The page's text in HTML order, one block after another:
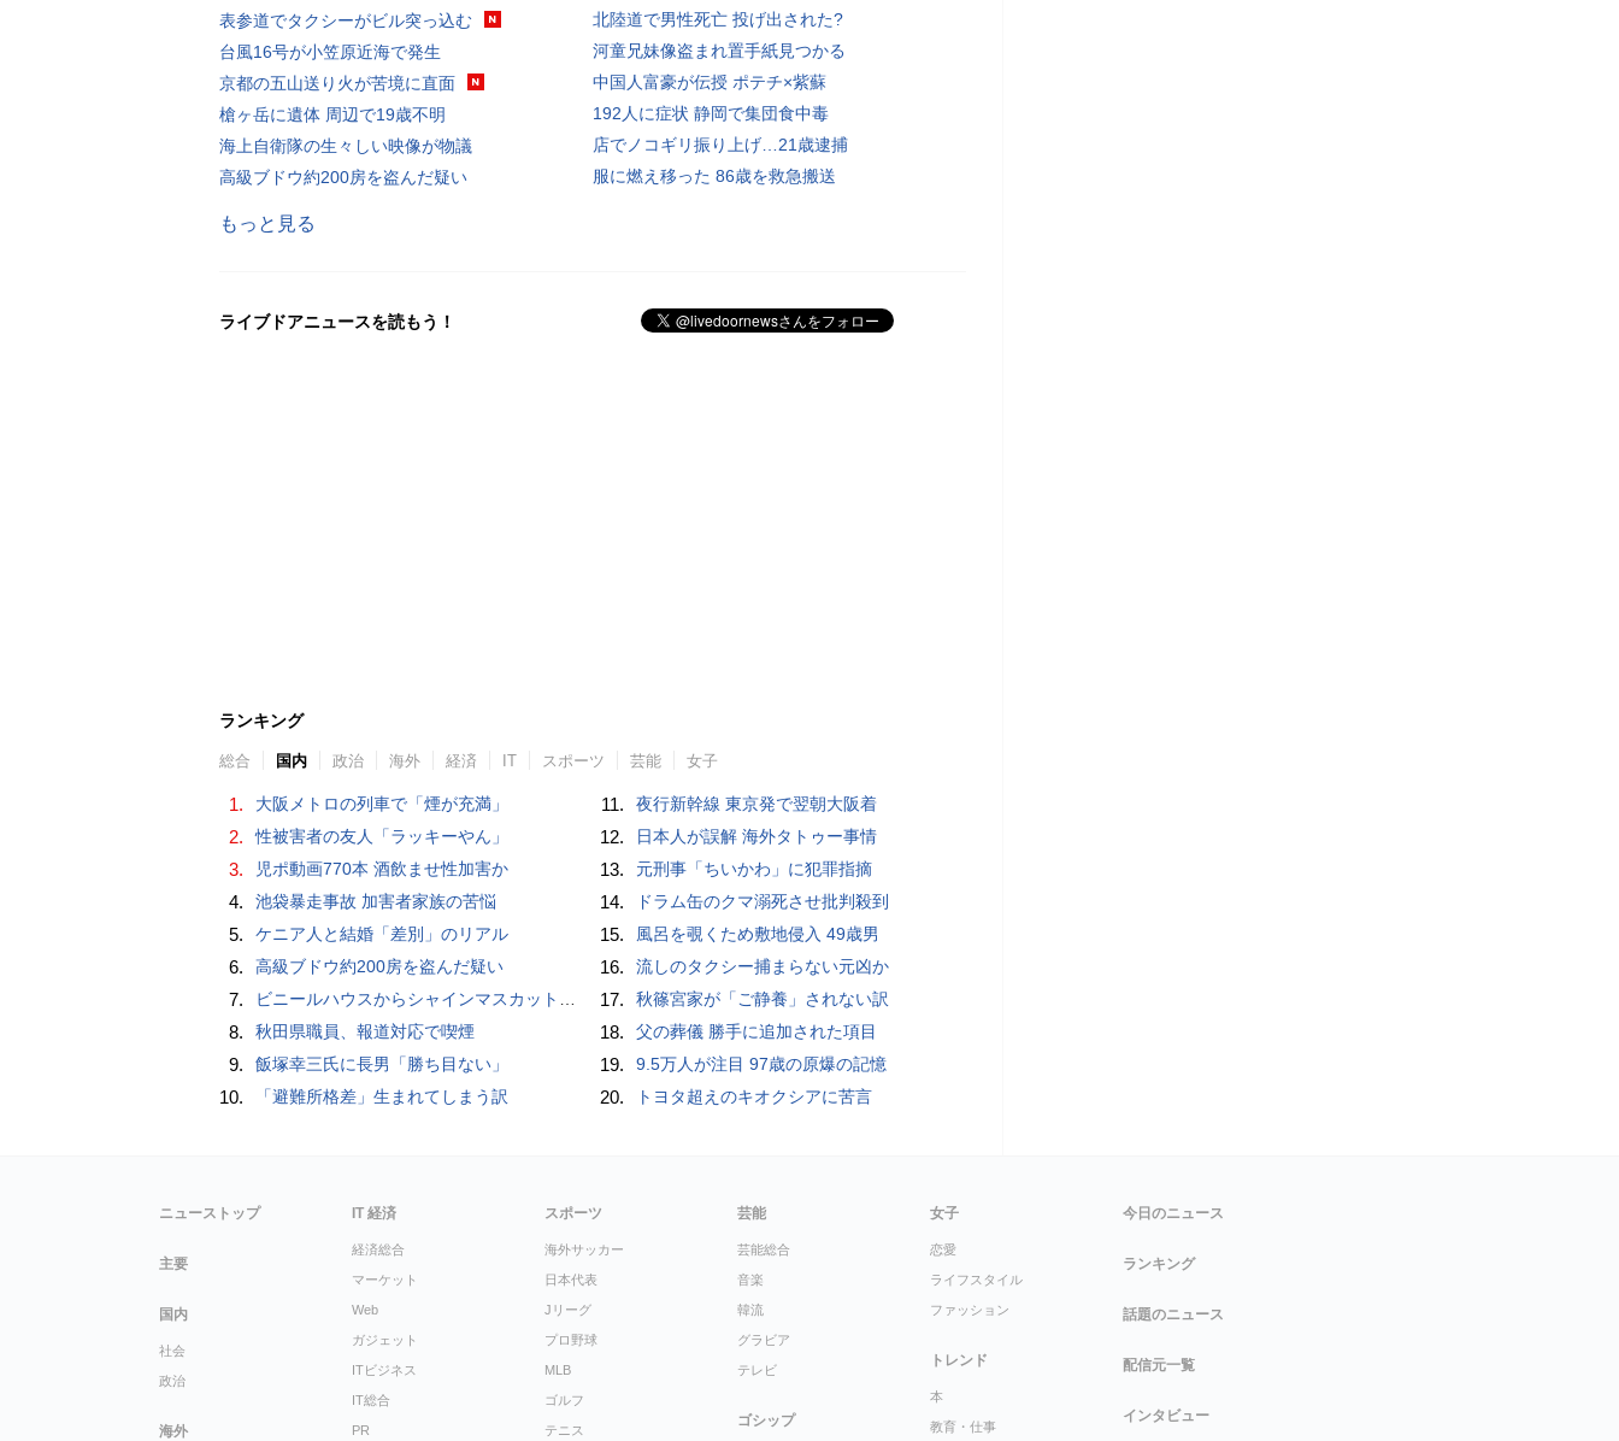
表参道でタクシーがビル突っ込む
台風16号が小笠原近海で発生
京都の五山送り火が苦境に直面
槍ヶ岳に遺体 周辺で19歳不明
海上自衛隊の生々しい映像が物議
高級ブドウ約200房を盗んだ疑い
北陸道で男性死亡 投げ出された?
河童兄妹像盗まれ置手紙見つかる
中国人富豪が伝授 ポテチ×紫蘇
192人に症状 静岡で集団食中毒
店でノコギリ振り上げ…21歳逮捕
服に燃え移った 86歳を救急搬送
もっと見る
ライブドアニュースを読もう！
ランキング
総合 国内 政治 海外 経済 IT スポーツ 芸能 女子
1. 大阪メトロの列車で「煙が充満」
2. 性被害者の友人「ラッキーやん」
3. 児ポ動画770本 酒飲ませ性加害か
4. 池袋暴走事故 加害者家族の苦悩
5. ケニア人と結婚「差別」のリアル
6. 高級ブドウ約200房を盗んだ疑い
7. ビニールハウスからシャインマスカット約200房を盗んだ疑い ネットで販売か 無職の男（42）逮捕 岡山県警
8. 秋田県職員、報道対応で喫煙
9. 飯塚幸三氏に長男「勝ち目ない」
10. 「避難所格差」生まれてしまう訳
11. 夜行新幹線 東京発で翌朝大阪着
12. 日本人が誤解 海外タトゥー事情
13. 元刑事「ちいかわ」に犯罪指摘
14. ドラム缶のクマ溺死させ批判殺到
15. 風呂を覗くため敷地侵入 49歳男
16. 流しのタクシー捕まらない元凶か
17. 秋篠宮家が「ご静養」されない訳
18. 父の葬儀 勝手に追加された項目
19. 9.5万人が注目 97歳の原爆の記憶
20. トヨタ超えのキオクシアに苦言
ニューストップ
主要
国内
社会
政治
海外
IT 経済
経済総合
マーケット
Web
ガジェット
ITビジネス
IT総合
PR
スポーツ
海外サッカー
日本代表
Jリーグ
プロ野球
MLB
ゴルフ
テニス
芸能
芸能総合
音楽
韓流
グラビア
テレビ
ゴシップ
女子
恋愛
ライフスタイル
ファッション
トレンド
本
教育・仕事
今日のニュース
ランキング
話題のニュース
配信元一覧
インタビュー